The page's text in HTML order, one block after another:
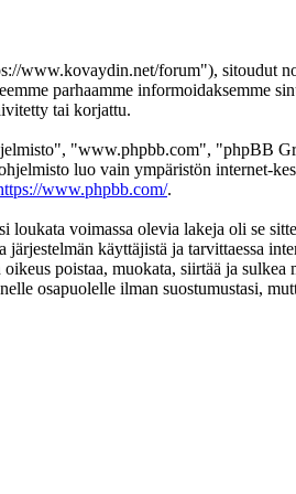
forum"), sitoudut
parhaamme informoidaksemme
tai korjattu.
"www.phpbb.com", "phpBB
luo vain ympäristön internet-
www.phpbb.com/.
voimassa olevia lakeja oli se
käyttäjistä ja tarvittaessa
poistaa, muokata, siirtää ja sulkea
osapuolelle ilman suostumustasi,